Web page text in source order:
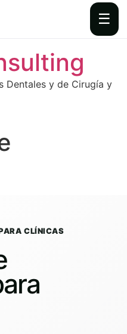
☰
Dentales y de Cirugía y
CLÍNICAS